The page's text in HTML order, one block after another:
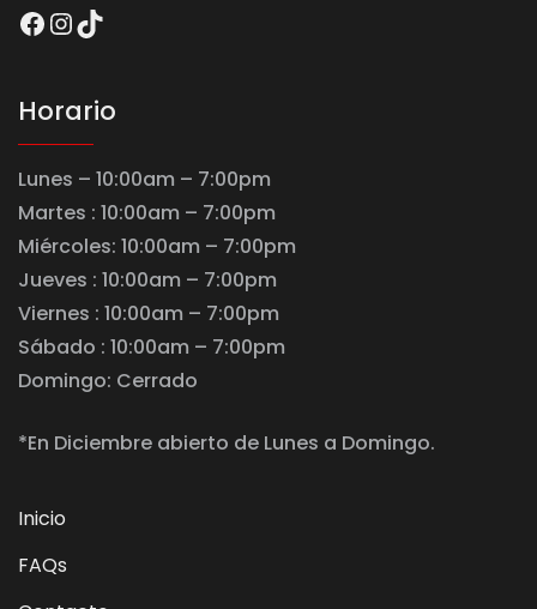
Facebook
Instagram
TikTok
Horario
Lunes – 10:00am – 7:00pm
Martes : 10:00am – 7:00pm
Miércoles: 10:00am – 7:00pm
Jueves : 10:00am – 7:00pm
Viernes : 10:00am – 7:00pm
Sábado : 10:00am – 7:00pm
Domingo: Cerrado
*En Diciembre abierto de Lunes a Domingo.
Inicio
FAQs